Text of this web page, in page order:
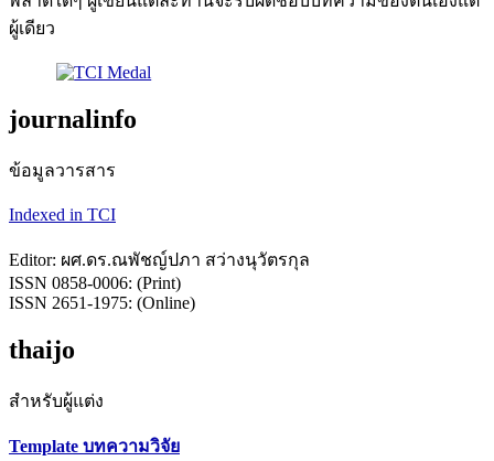
ผู้เดียว
journalinfo
ข้อมูลวารสาร
Indexed in TCI
Editor: ผศ.ดร.ณพัชญ์ปภา สว่างนุวัตรกุล
ISSN 0858-0006: (Print)
ISSN 2651-1975: (Online)
thaijo
สำหรับผู้แต่ง
Template บทความวิจัย